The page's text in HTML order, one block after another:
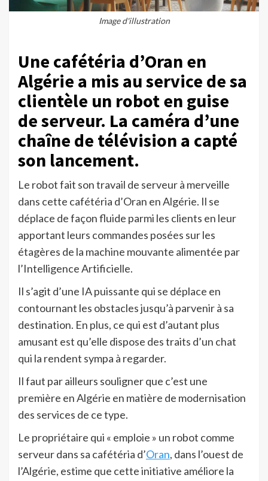
Image d'illustration
Une cafétéria d’Oran en
Algérie a mis au service de sa
clientèle un robot en guise
de serveur. La caméra d’une
chaîne de télévision a capté
son lancement.
Le robot fait son travail de serveur à merveille
dans cette cafétéria d’Oran en Algérie. Il se
déplace de façon fluide parmi les clients en leur
apportant leurs commandes posées sur les
étagères de la machine mouvante alimentée par
l’Intelligence Artificielle.
Il s’agit d’une IA puissante qui se déplace en
contournant les obstacles jusqu’à parvenir à sa
destination. En plus, ce qui est d’autant plus
amusant est qu’elle dispose des traits d’un chat
qui la rendent sympa à regarder.
Il faut par ailleurs souligner que c’est une
première en Algérie en matière de modernisation
des services de ce type.
Le propriétaire qui « emploie » un robot comme
serveur dans sa cafétéria d’Oran, dans l’ouest de
l’Algérie, estime que cette initiative améliore la